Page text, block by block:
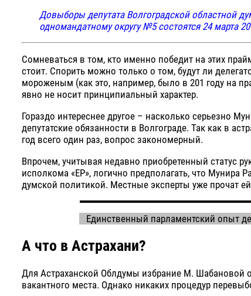
Довыборы депутата Волгоградской областной
одномандатному округу №5 состоятся 24 марта
Сомневаться в том, кто именно победит на этих
стоит. Спорить можно только о том, будут ли
мороженым (как это, например, было в 201 году на
явно не носит принципиальный характер.
Гораздо интереснее другое – насколько серьезно
депутатские обязанности в Волгограде. Так как в
год всего один раз, вопрос закономерный.
Впрочем, учитывая недавно приобретенный статус
исполкома «ЕР», логично предполагать, что Мунира
думской политикой. Местные эксперты уже прочат
Единственный парламентский опыт
А что в Астрахани?
Для Астраханской Облдумы избрание М. Шабановой
вакантного места. Однако никаких процедур